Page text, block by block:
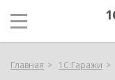
Главная 1С:Гаражи